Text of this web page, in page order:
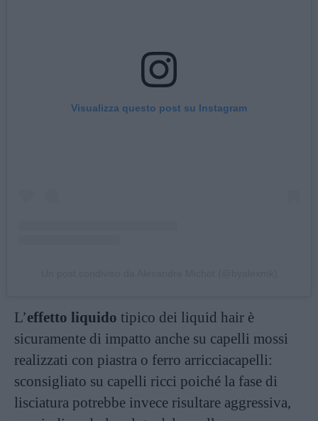
Visualizza questo post su Instagram
L’effetto liquido tipico dei liquid hair è
sicuramente di impatto anche su capelli mossi
realizzati con piastra o ferro arricciacapelli:
sconsigliato su capelli ricci poiché la fase di
lisciatura potrebbe invece risultare aggressiva,